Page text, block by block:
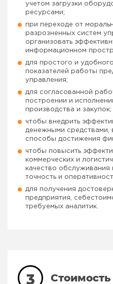
учетом загрузки
ресурсами;
при переходе от
разрозненных систем
организовать
информационном
для простого и
показателей работы
управления;
для согласованной
построении и
производства и закупок;
чтобы внедрить
денежными средствами,
способы достижения
чтобы повысить
коммерческих и
качество обслуживания
точность и
для получения
предприятия,
требуемых аналитик.
3